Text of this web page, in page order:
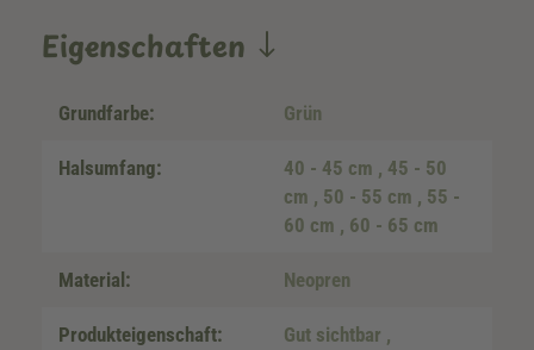
Eigenschaften
Grundfarbe: Grün
Halsumfang: 40 - 45 cm , 45 - 50
cm , 50 - 55 cm , 55 -
60 cm , 60 - 65 cm
Material: Neopren
Produkteigenschaft: Gut sichtbar ,